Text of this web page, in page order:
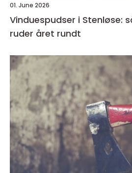
01. June 2026
Vinduespudser i Stenløse:
ruder året rundt